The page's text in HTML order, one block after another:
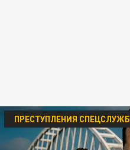
ПРЕСТУПЛЕНИЯ СПЕЦСЛУЖБ